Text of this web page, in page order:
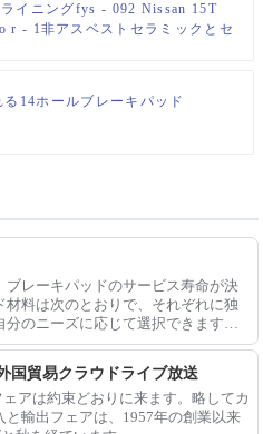
イニングfys - 092 Nissan 15T
r - 1非アスベストセラミックとセ
14ホールブレーキパッド
レーキパッドのサービス寿命が決
料は次のとおりで、それぞれに独
のニーズに応じて選択できます：
のBRと比較して
国貿易クラウドライブ放送
アは約束どおりに来ます。略してカ
輸出フェアは、1957年の創業以来